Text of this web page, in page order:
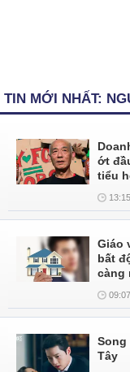
TIN MỚI NHẤT:
ớt
tiểu
Giáo
bất
càng
Tây